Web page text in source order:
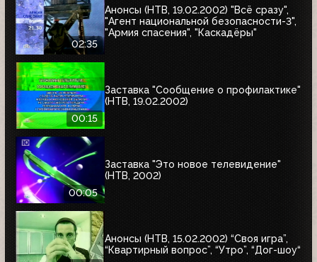
02:35
Анонсы (НТВ, 19.02.2002) "Всё сразу",
"Агент национальной безопасности-3",
"Армия спасения", "Каскадёры"
00:15
Заставка "Сообщение о профилактике"
(НТВ, 19.02.2002)
00:05
Заставка "Это новое телевидение"
(НТВ, 2002)
Анонсы (НТВ, 15.02.2002) “Своя игра”,
“Квартирный вопрос”, “Утро”, “Дог-шоу“